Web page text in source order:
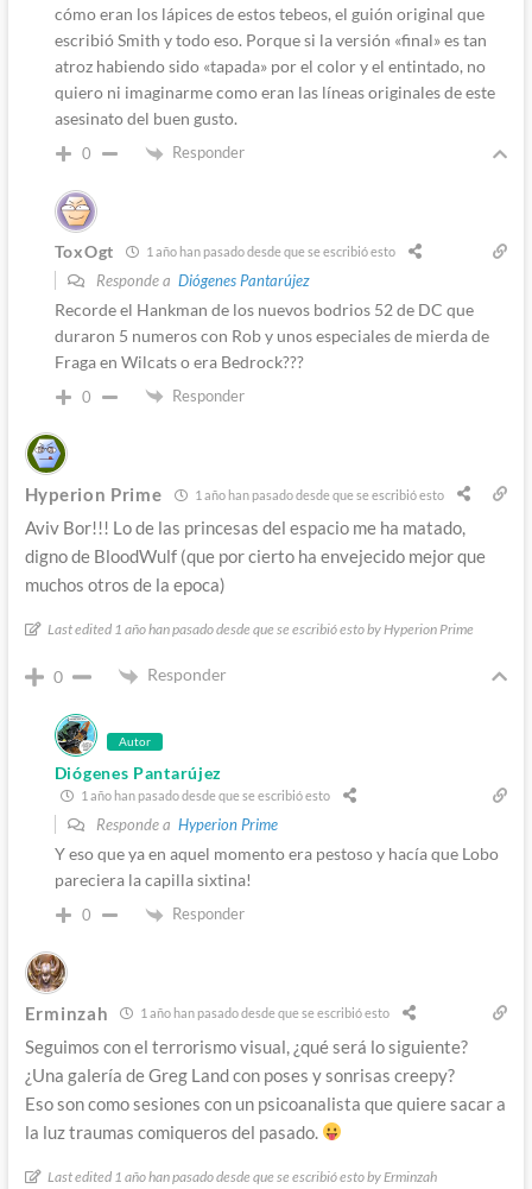
cómo eran los lápices de estos tebeos, el guión original que
escribió Smith y todo eso. Porque si la versión «final» es tan
atroz habiendo sido «tapada» por el color y el entintado, no
quiero ni imaginarme como eran las líneas originales de este
asesinato del buen gusto.
0 Responder
ToxOgt 1 año han pasado desde que se escribió esto
Responde a Diógenes Pantarújez
Recorde el Hankman de los nuevos bodrios 52 de DC que
duraron 5 numeros con Rob y unos especiales de mierda de
Fraga en Wilcats o era Bedrock???
0 Responder
Hyperion Prime 1 año han pasado desde que se escribió esto
Aviv Bor!!! Lo de las princesas del espacio me ha matado,
digno de BloodWulf (que por cierto ha envejecido mejor que
muchos otros de la epoca)
Last edited 1 año han pasado desde que se escribió esto by Hyperion Prime
0 Responder
Autor
Diógenes Pantarújez
1 año han pasado desde que se escribió esto
Responde a Hyperion Prime
Y eso que ya en aquel momento era pestoso y hacía que Lobo
pareciera la capilla sixtina!
0 Responder
Erminzah 1 año han pasado desde que se escribió esto
Seguimos con el terrorismo visual, ¿qué será lo siguiente?
¿Una galería de Greg Land con poses y sonrisas creepy?
Eso son como sesiones con un psicoanalista que quiere sacar a
la luz traumas comiqueros del pasado.
Last edited 1 año han pasado desde que se escribió esto by Erminzah